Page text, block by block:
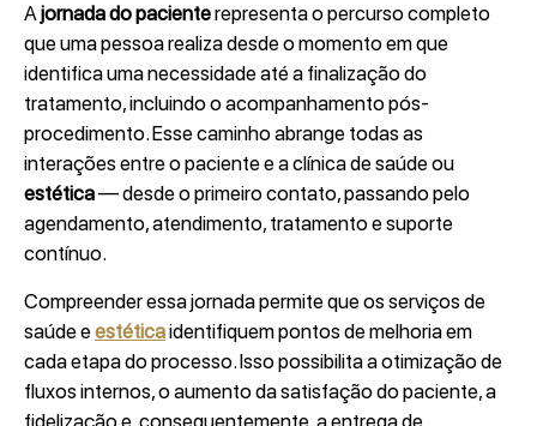
Ajornada do pacienterepresenta o percurso completo
que uma pessoa realiza desde o momento em que
identifica uma necessidade até a finalização do
tratamento, incluindo o acompanhamento pós-
procedimento. Esse caminho abrange todas as
interações entre o paciente e a clínica de saúde ou
estética— desde o primeiro contato, passando pelo
agendamento, atendimento, tratamento e suporte
contínuo.
Compreender essa jornada permite que os serviços de
saúde eestéticaidentifiquem pontos de melhoria em
cada etapa do processo. Isso possibilita a otimização de
fluxos internos, o aumento da satisfação do paciente, a
fidelização e, consequentemente, a entrega de